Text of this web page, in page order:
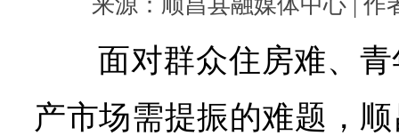
面对群众住房难、
产市场需提振的难题，